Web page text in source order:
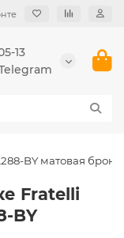
13
BY матовая
Fratelli
BY